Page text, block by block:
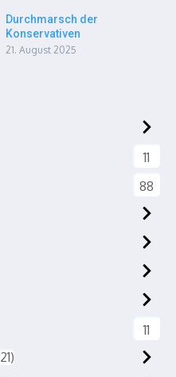
Durchmarsch der
Konservativen
21. August 2025
11
88
11
21